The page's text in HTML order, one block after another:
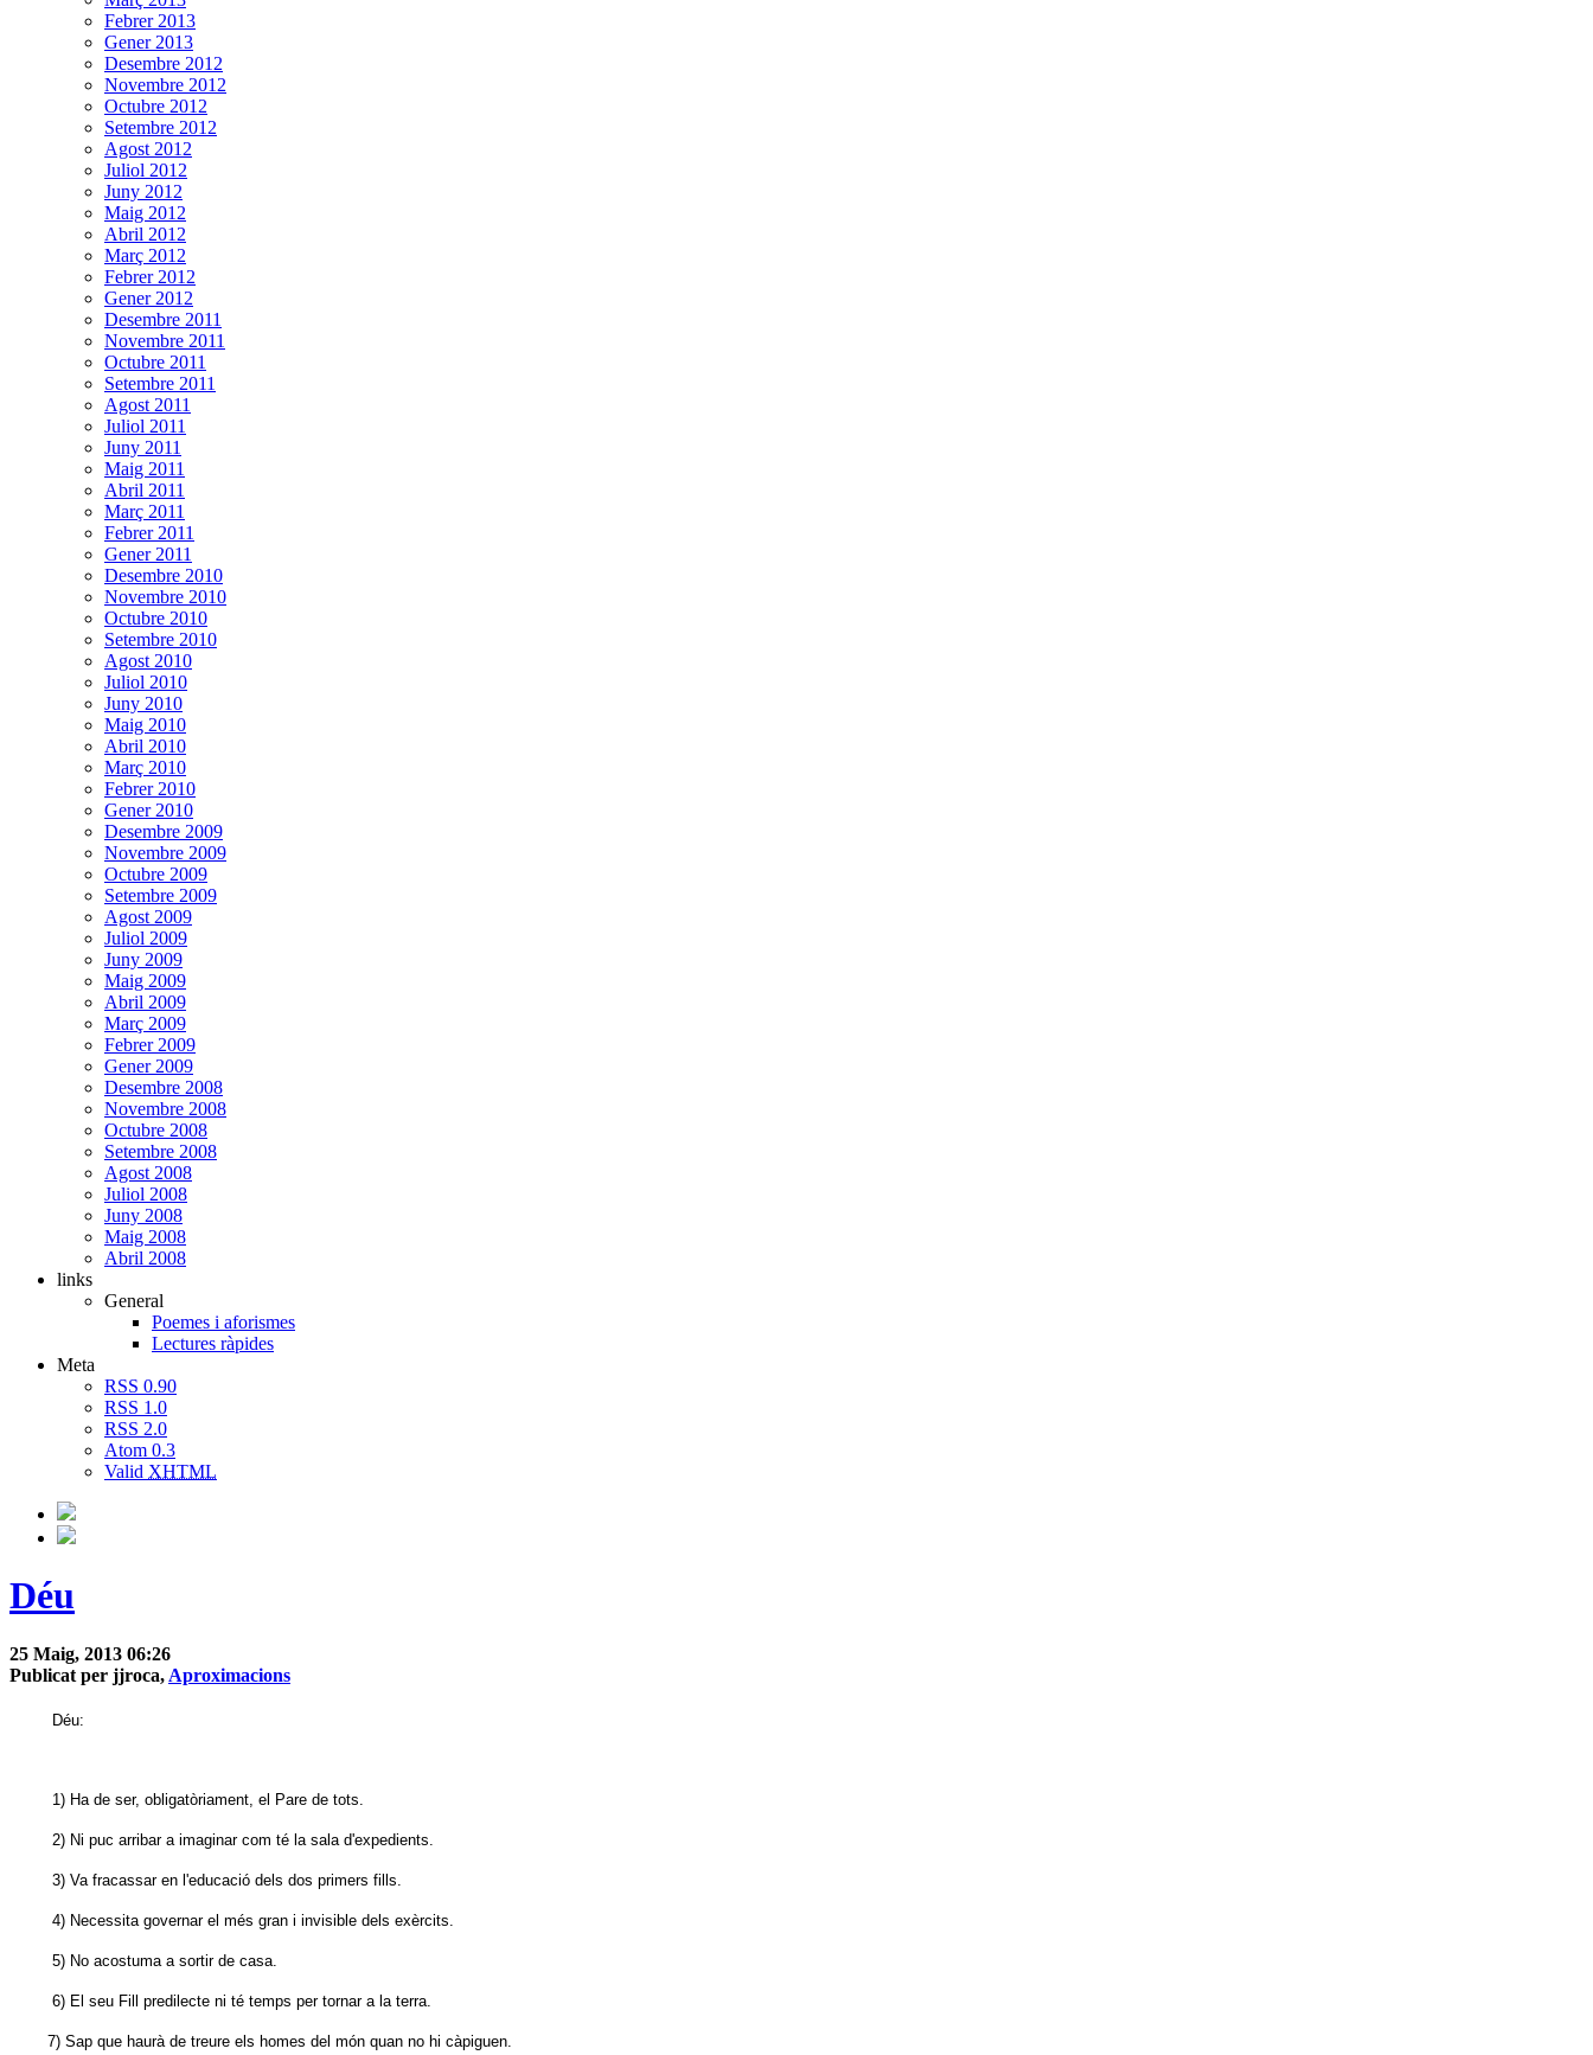
Febrer 2013
Gener 2013
Desembre 2012
Novembre 2012
Octubre 2012
Setembre 2012
Agost 2012
Juliol 2012
Juny 2012
Maig 2012
Abril 2012
Març 2012
Febrer 2012
Gener 2012
Desembre 2011
Novembre 2011
Octubre 2011
Setembre 2011
Agost 2011
Juliol 2011
Juny 2011
Maig 2011
Abril 2011
Març 2011
Febrer 2011
Gener 2011
Desembre 2010
Novembre 2010
Octubre 2010
Setembre 2010
Agost 2010
Juliol 2010
Juny 2010
Maig 2010
Abril 2010
Març 2010
Febrer 2010
Gener 2010
Desembre 2009
Novembre 2009
Octubre 2009
Setembre 2009
Agost 2009
Juliol 2009
Juny 2009
Maig 2009
Abril 2009
Març 2009
Febrer 2009
Gener 2009
Desembre 2008
Novembre 2008
Octubre 2008
Setembre 2008
Agost 2008
Juliol 2008
Juny 2008
Maig 2008
Abril 2008
links
General
Poemes i aforismes
Lectures ràpides
Meta
RSS 0.90
RSS 1.0
RSS 2.0
Atom 0.3
Valid XHTML
Déu
25 Maig, 2013 06:26
Publicat per jjroca, Aproximacions
Déu:
1) Ha de ser, obligatòriament, el Pare de tots.
2) Ni puc arribar a imaginar com té la sala d'expedients.
3) Va fracassar en l'educació dels dos primers fills.
4) Necessita governar el més gran i invisible dels exèrcits.
5) No acostuma a sortir de casa.
6) El seu Fill predilecte ni té temps per tornar a la terra.
7) Sap que haurà de treure els homes del món quan no hi càpiguen.